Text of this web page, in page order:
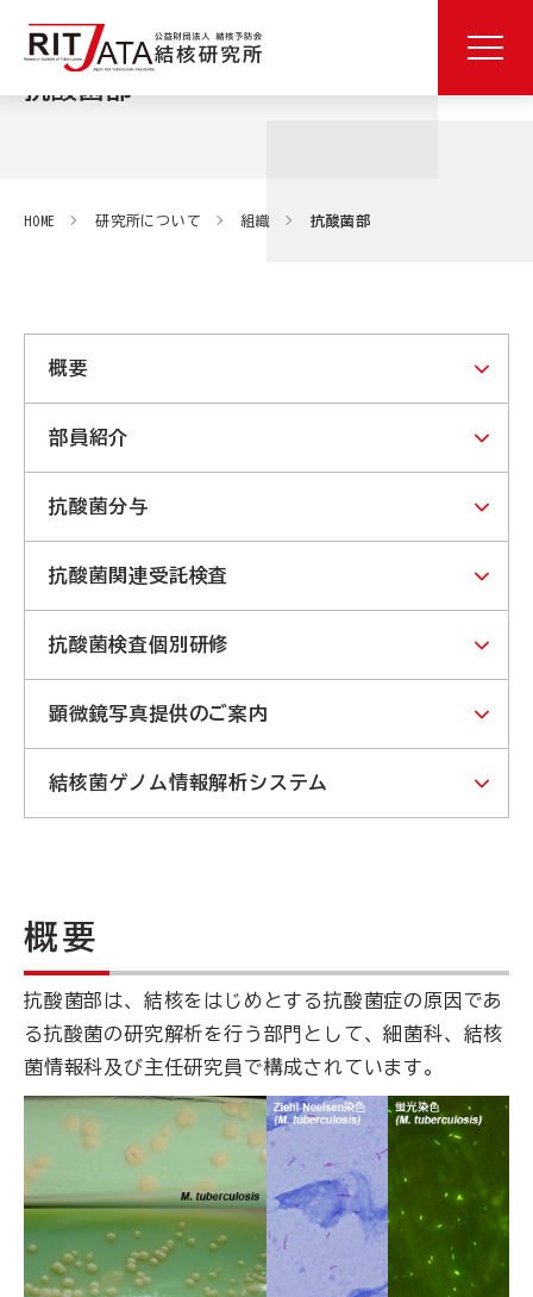
抗酸菌部
HOME 研究所について 組織 抗酸菌部
概要
部員紹介
抗酸菌分与
抗酸菌関連受託検査
抗酸菌検査個別研修
顕微鏡写真提供のご案内
結核菌ゲノム情報解析システム
概要
抗酸菌部は、結核をはじめとする抗酸菌症の原因であ
る抗酸菌の研究解析を行う部門として、細菌科、結核
菌情報科及び主任研究員で構成されています。